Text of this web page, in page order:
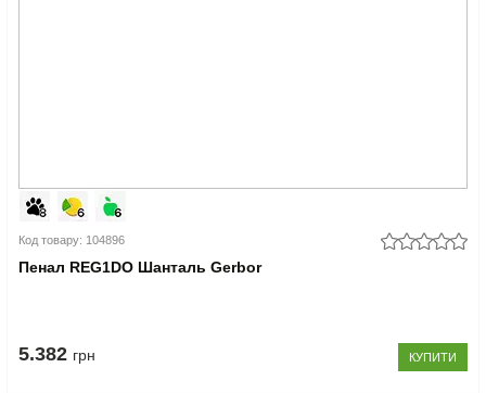
Код товару: 104896
Пенал REG1DO Шанталь Gerbor
5.382 грн КУПИТИ